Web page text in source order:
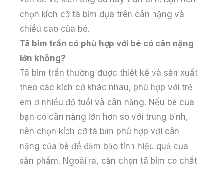
chọn kích cỡ tã bỉm dựa trên cân nặng và
chiều cao của bé.
Tã bỉm trần có phù hợp với bé có cân nặng
lớn không?
Tã bỉm trần thường được thiết kế và sản xuất
theo các kích cỡ khác nhau, phù hợp với trẻ
em ở nhiều độ tuổi và cân nặng. Nếu bé của
bạn có cân nặng lớn hơn so với trung bình,
nên chọn kích cỡ tã bỉm phù hợp với cân
nặng của bé để đảm bảo tính hiệu quả của
sản phẩm. Ngoài ra, cần chọn tã bỉm có chất